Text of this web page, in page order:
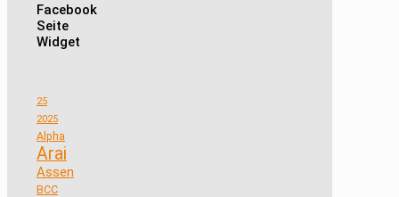
Facebook
Seite
Widget
25
2025
Alpha
Arai
Assen
BCC